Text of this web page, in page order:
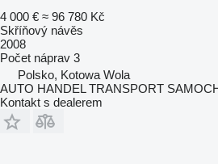
4 000 € ≈ 96 780 Kč
Skříňový návěs
2008
Počet náprav 3
Polsko, Kotowa Wola
AUTO HANDEL TRANSPORT
Kontakt s dealerem